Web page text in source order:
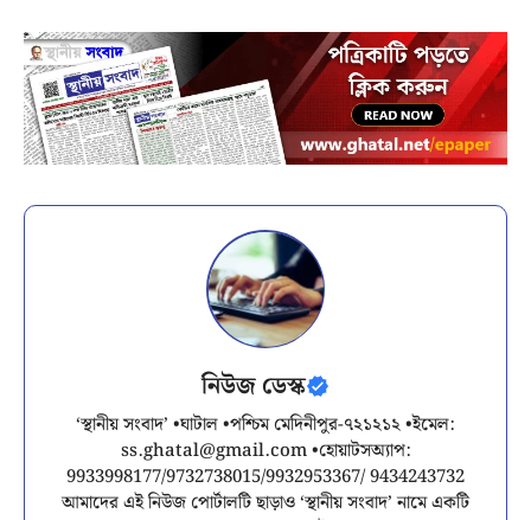
নিউজ ডেস্ক
‘স্থানীয় সংবাদ’ •ঘাটাল •পশ্চিম মেদিনীপুর-৭২১২১২ •ইমেল:
ss.ghatal@gmail.com•হোয়াটসঅ্যাপ:
9933998177/9732738015/9932953367/ 9434243732
আমাদের এই নিউজ পোর্টালটি ছাড়াও ‘স্থানীয় সংবাদ’ নামে একটি